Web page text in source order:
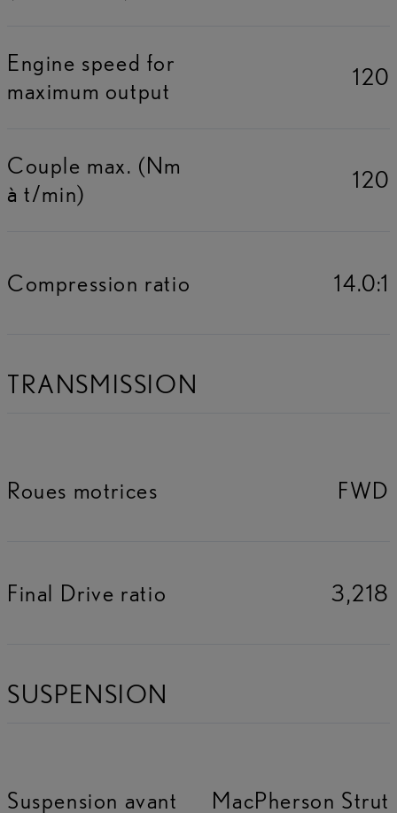
Engine speed for
maximum output
120
Couple max. (Nm
à t/min)
120
Compression ratio 14.0:1
TRANSMISSION
Roues motrices FWD
Final Drive ratio 3,218
SUSPENSION
Suspension avant MacPherson Strut